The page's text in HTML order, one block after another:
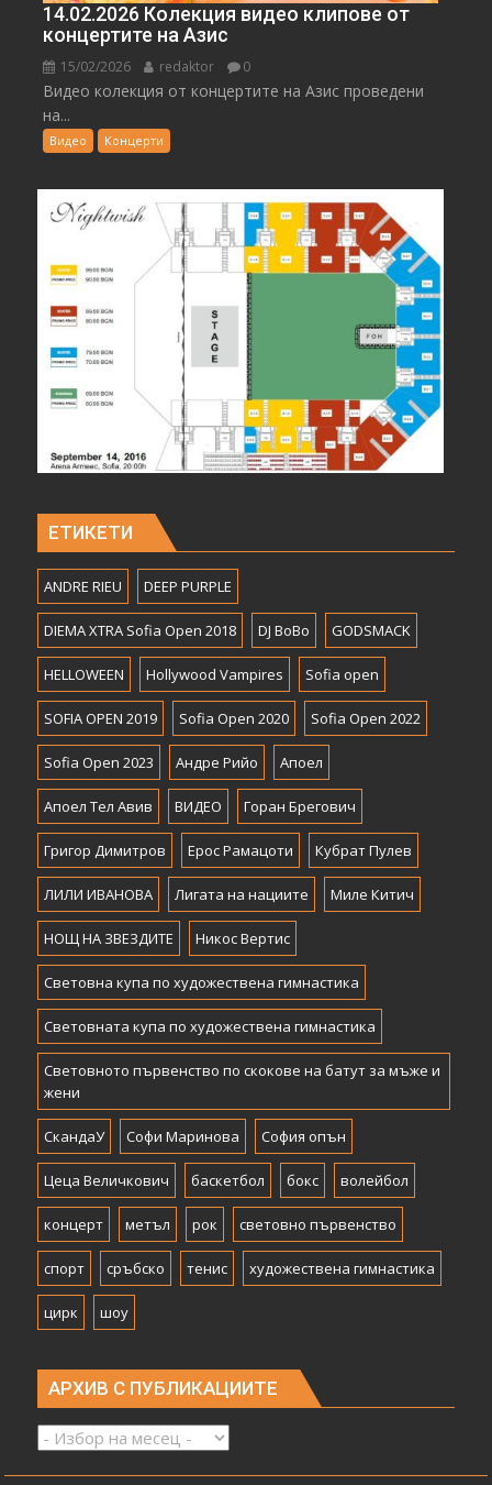
14.02.2026 Колекция видео клипове от
концертите на Азис
15/02/2026 redaktor 0
Видео колекция от концертите на Азис проведени
на...
Видео Концерти
ЕТИКЕТИ
ANDRE RIEU DEEP PURPLE
DIEMA XTRA Sofia Open 2018 DJ BoBo GODSMACK
HELLOWEEN Hollywood Vampires Sofia open
SOFIA OPEN 2019 Sofia Open 2020 Sofia Open 2022
Sofia Open 2023 Андре Рийо Апоел
Апоел Тел Авив ВИДЕО Горан Брегович
Григор Димитров Ерос Рамацоти Кубрат Пулев
ЛИЛИ ИВАНОВА Лигата на нациите Миле Китич
НОЩ НА ЗВЕЗДИТЕ Никос Вертис
Световна купа по художествена гимнастика
Световната купа по художествена гимнастика
Световното първенство по скокове на батут за мъже и
жени
СкандаУ Софи Маринова София опън
Цеца Величкович баскетбол бокс волейбол
концерт метъл рок световно първенство
спорт сръбско тенис художествена гимнастика
цирк шоу
АРХИВ С ПУБЛИКАЦИИТЕ
Архив